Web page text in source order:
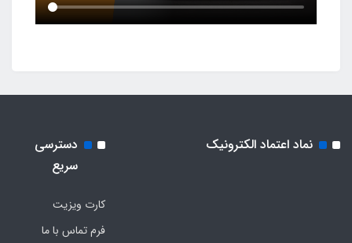
نماد اعتماد الکترونیک
دسترسی
سریع
کارت ویزیت
فرم تماس با ما